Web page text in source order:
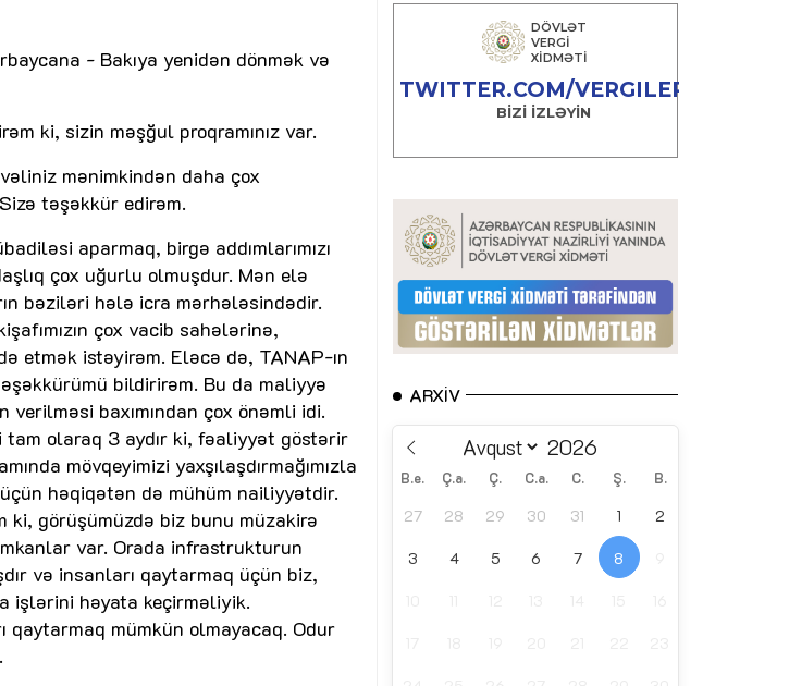
- Bakıya yenidən dönmək və
ki, sizin məşğul proqramınız var.
mənimkindən daha çox
təşəkkür edirəm.
aparmaq, birgə addımlarımızı
çox uğurlu olmuşdur. Mən elə
bəziləri hələ icra mərhələsindədir.
çox vacib sahələrinə,
etmək istəyirəm. Eləcə də, TANAP-ın
bildirirəm. Bu da maliyyə
baxımından çox önəmli idi.
tam olaraq 3 aydır ki, fəaliyyət göstərir
mövqeyimizi yaxşılaşdırmağımızla
həqiqətən də mühüm nailiyyətdir.
görüşümüzdə biz bunu müzakirə
var. Orada infrastrukturun
və insanları qaytarmaq üçün biz,
işlərini həyata keçirməliyik.
mümkün olmayacaq. Odur
ARXIV
B.e. Ç.a. Ç. C.a. C. Ş. B.
27 28 29 30 31 1 2
3 4 5 6 7 8